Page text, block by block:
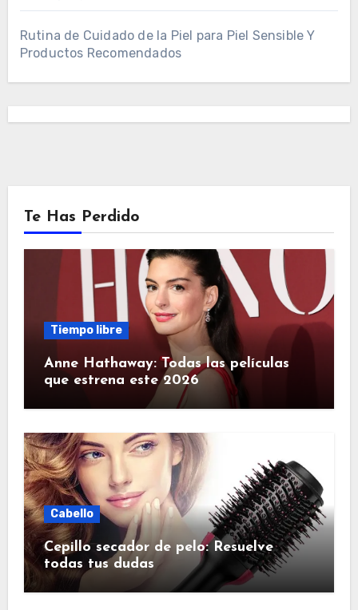
Rutina de Cuidado de la Piel para Piel Sensible Y
Productos Recomendados
Te Has Perdido
Tiempo libre
Anne Hathaway: Todas las películas
que estrena este 2026
Cabello
Cepillo secador de pelo: Resuelve
todas tus dudas